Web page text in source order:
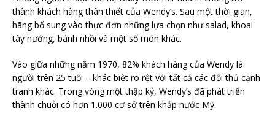
thành khách hàng thân thiết của Wendy’s. Sau một thời gian,
hãng bổ sung vào thực đơn những lựa chọn như salad, khoai
tây nướng, bánh nhồi và một số món khác.
Vào giữa những năm 1970, 82% khách hàng của Wendy là
người trên 25 tuổi – khác biệt rõ rệt với tất cả các đối thủ cạnh
tranh khác. Trong vòng một thập kỷ, Wendy’s đã phát triển
thành chuỗi có hơn 1.000 cơ sở trên khắp nước Mỹ.